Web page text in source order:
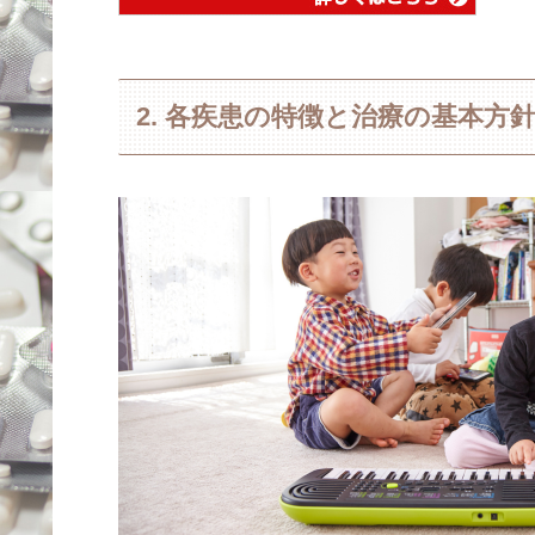
2. 各疾患の特徴と治療の基本方